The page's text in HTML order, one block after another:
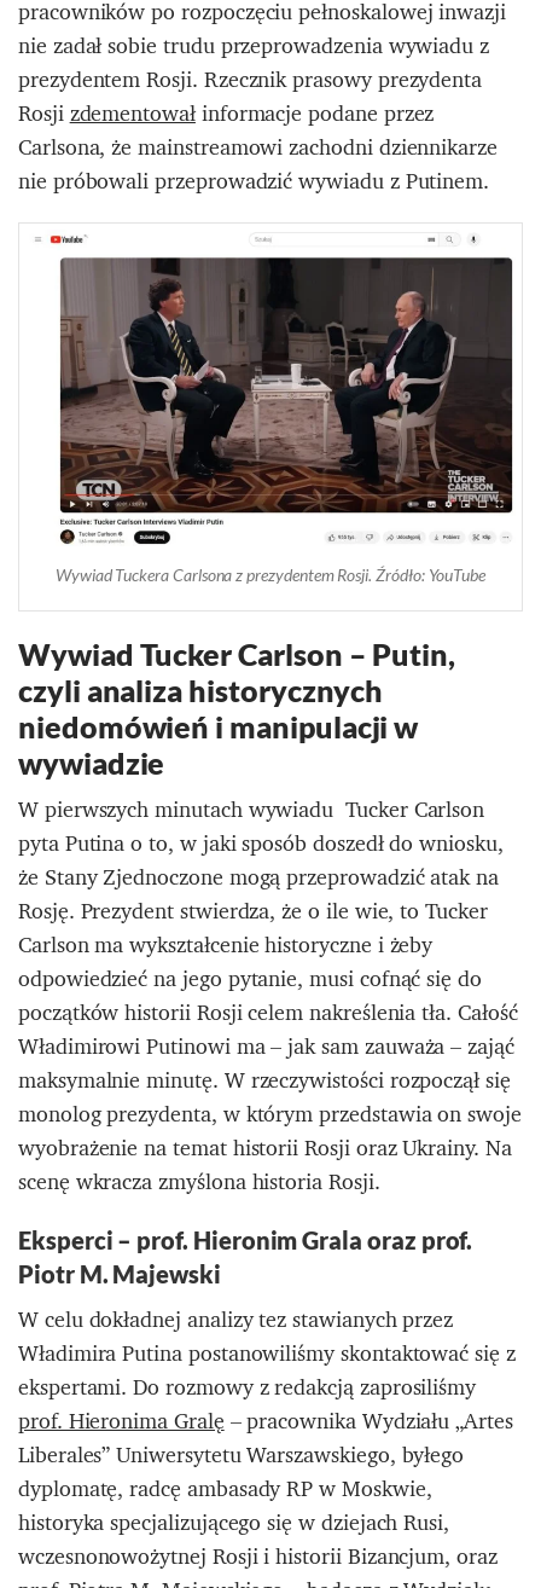
pracowników po rozpoczęciu pełnoskalowej inwazji
nie zadał sobie trudu przeprowadzenia wywiadu z
prezydentem Rosji. Rzecznik prasowy prezydenta
Rosjizdementowałinformacje podane przez
Carlsona, że mainstreamowi zachodni dziennikarze
nie próbowali przeprowadzić wywiadu z Putinem.
Wywiad Tuckera Carlsona z prezydentem Rosji. Źródło: YouTube
Wywiad Tucker Carlson – Putin,
czyli analiza historycznych
niedomówień i manipulacji w
wywiadzie
W pierwszych minutach wywiadu Tucker Carlson
pyta Putina o to, w jaki sposób doszedł do wniosku,
że Stany Zjednoczone mogą przeprowadzić atak na
Rosję. Prezydent stwierdza, że o ile wie, to Tucker
Carlson ma wykształcenie historyczne i żeby
odpowiedzieć na jego pytanie, musi cofnąć się do
początków historii Rosji celem nakreślenia tła. Całość
Władimirowi Putinowi ma – jak sam zauważa – zająć
maksymalnie minutę. W rzeczywistości rozpoczął się
monolog prezydenta, w którym przedstawia on swoje
wyobrażenie na temat historii Rosji oraz Ukrainy. Na
scenę wkracza zmyślona historia Rosji.
Eksperci – prof. Hieronim Grala oraz prof.
Piotr M. Majewski
W celu dokładnej analizy tez stawianych przez
Władimira Putina postanowiliśmy skontaktować się z
ekspertami. Do rozmowy z redakcją zaprosiliśmy
prof. Hieronima Gralę– pracownika Wydziału „Artes
Liberales” Uniwersytetu Warszawskiego, byłego
dyplomatę, radcę ambasady RP w Moskwie,
historyka specjalizującego się w dziejach Rusi,
wczesnonowożytnej Rosji i historii Bizancjum, oraz